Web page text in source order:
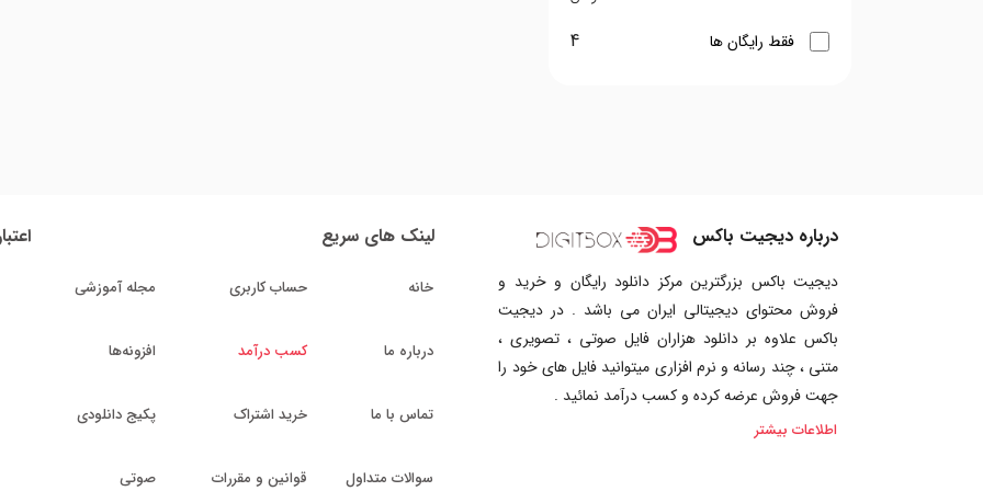
فقط رایگان ها 4
درباره دیجیت باکس
دیجیت باکس بزرگترین مرکز دانلود رایگان و خرید و
فروش محتوای دیجیتالی ایران می باشد . در دیجیت
باکس علاوه بر دانلود هزاران فایل صوتی ، تصویری ،
متنی ، چند رسانه و نرم افزاری میتوانید فایل های خود را
جهت فروش عرضه کرده و کسب درآمد نمائید .
اطلاعات بیشتر
لینک های سریع
خانه
درباره ما
تماس با ما
سوالات متداول
حساب کاربری
کسب درآمد
خرید اشتراک
قوانین و مقررات
مجله آموزشی
افزونه‌ها
پکیج دانلودی
صوتی